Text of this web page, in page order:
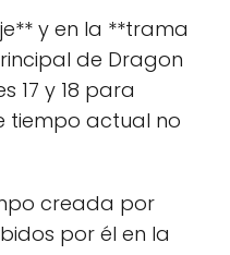
y en la **trama
de Dragon
17 y 18 para
tiempo actual no
creada por
por él en la